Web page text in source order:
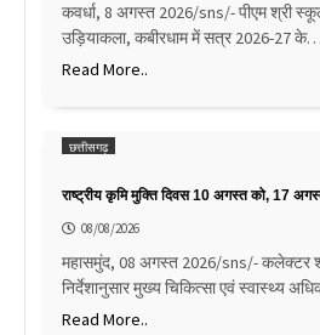
कवर्धा, 8 अगस्त 2026/sns/- पीएम श्री
उड़ियाकला, कबीरधाम में सत्र 2026-27 के…
Read More..
छत्तीसगढ़
राष्ट्रीय कृमि मुक्ति दिवस 10 अगस्त को, 17
08/08/2026
महासमुंद, 08 अगस्त 2026/sns/- कलेक्टर
निर्देशानुसार मुख्य चिकित्सा एवं स्वास्थ्य
Read More..